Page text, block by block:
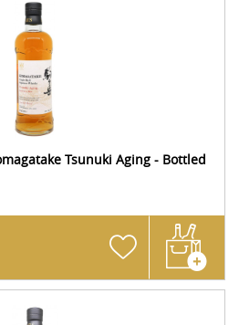
Tsunuki Aging - Bottled